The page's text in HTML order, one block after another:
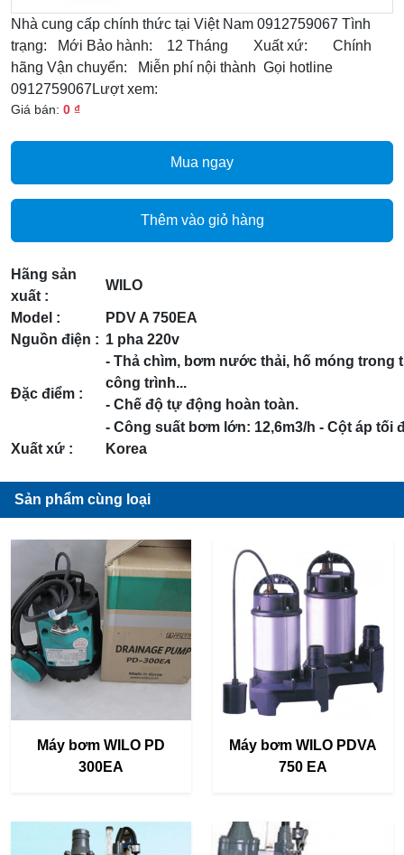
Nhà cung cấp chính thức tại Việt Nam 0912759067 Tình
trạng: Mới Bảo hành: 12 Tháng Xuất xứ: Chính
hãng Vận chuyển: Miễn phí nội thành Gọi hotline
0912759067Lượt xem:
Giá bán: 0 ₫
Mua ngay
Thêm vào giỏ hàng
Hãng sản
xuất :
WILO
Model :
PDV A 750EA
Nguồn điện : 1 pha 220v
Đặc điểm :
- Thả chìm, bơm nước thải, hố móng trong
công trình...
- Chế độ tự động hoàn toàn.
- Công suất bơm lớn: 12,6m3/h - Cột áp tối
Xuất xứ :
Korea
Sản phẩm cùng loại
Máy bơm WILO PD
300EA
Máy bơm WILO PDVA
750 EA